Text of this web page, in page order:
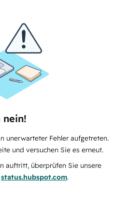
nein!
unerwarteter Fehler aufgetreten.
und versuchen Sie es erneut.
auftritt, überprüfen Sie unsere
status.hubspot.com.